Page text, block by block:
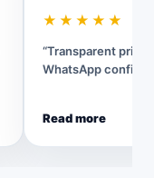
★★★★★
“Transparent
WhatsApp
Read more